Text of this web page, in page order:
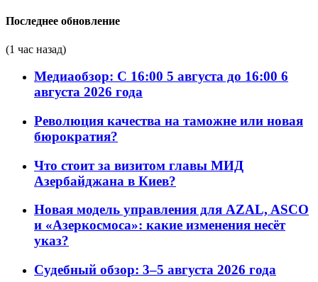
Последнее обновление
(1 час назад)
Медиаобзор: С 16:00 5 августа до 16:00 6
августа 2026 года
Революция качества на таможне или новая
бюрократия?
Что стоит за визитом главы МИД
Азербайджана в Киев?
Новая модель управления для AZAL, ASCO
и «Азеркосмоса»: какие изменения несёт
указ?
Судебный обзор: 3–5 августа 2026 года